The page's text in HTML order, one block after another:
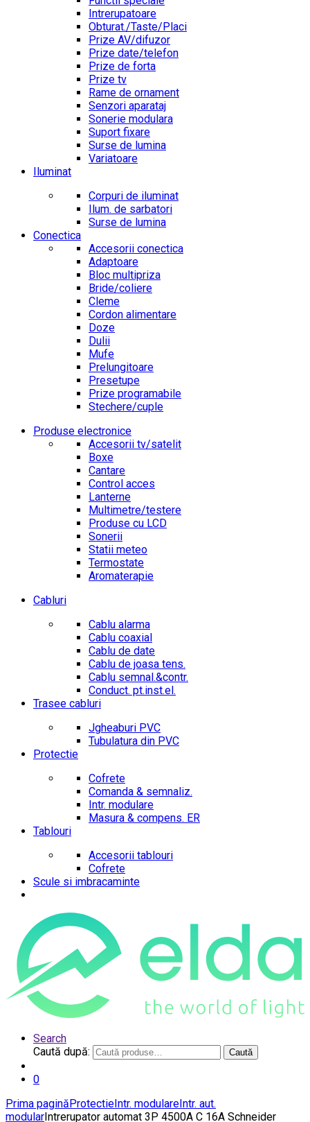
Intrerupatoare
Obturat./Taste/Placi
Prize AV/difuzor
Prize date/telefon
Prize de forta
Prize tv
Rame de ornament
Senzori aparataj
Sonerie modulara
Suport fixare
Surse de lumina
Variatoare
Iluminat
Corpuri de iluminat
Ilum. de sarbatori
Surse de lumina
Conectica
Accesorii conectica
Adaptoare
Bloc multipriza
Bride/coliere
Cleme
Cordon alimentare
Doze
Dulii
Mufe
Prelungitoare
Presetupe
Prize programabile
Stechere/cuple
Produse electronice
Accesorii tv/satelit
Boxe
Cantare
Control acces
Lanterne
Multimetre/testere
Produse cu LCD
Sonerii
Statii meteo
Termostate
Aromaterapie
Cabluri
Cablu alarma
Cablu coaxial
Cablu de date
Cablu de joasa tens.
Cablu semnal.&contr.
Conduct. pt.inst.el.
Trasee cabluri
Jgheaburi PVC
Tubulatura din PVC
Protectie
Cofrete
Comanda & semnaliz.
Intr. modulare
Masura & compens. ER
Tablouri
Accesorii tablouri
Cofrete
Scule si imbracaminte
Search
Caută după:
Caută
0
Prima paginăProtectieIntr. modulareIntr. aut.
modularIntrerupator automat 3P 4500A C 16A Schneider